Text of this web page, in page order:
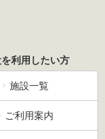
利用したい方
施設一覧
ご利用案内